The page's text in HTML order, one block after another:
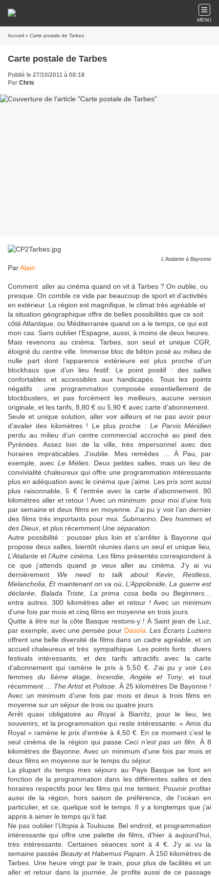
MENU
Accueil » Carte postale de Tarbes
Carte postale de Tarbes
Publié le 27/10/2011 à 08:18
Par Chris
L'Atalante à Bayonne
ParAlain
Comment aller au cinéma quand on vit à Tarbes ? On oublie, ou
presque. On comble ce vide par beaucoup de sport et d’activités
en extérieur. La région est magnifique, le climat très agréable et
la situation géographique offre de belles possibilités que ce soit
côté Atlantique, ou Méditerranée quand on a le temps, ce qui est
mon cas. Sans oublier l’Espagne, aussi, à moins de deux heures.
Mais revenons au cinéma. Tarbes, son seul et unique CGR,
éloigné du centre ville. Immense bloc de bêton posé au milieu de
nulle part dont l’apparence extérieure est plus proche d’un
blockhaus que d’un lieu festif. Le point positif : des salles
confortables et accessibles aux handicapés. Tous les points
négatifs : une programmation composée essentiellement de
blockbusters, et pas forcément les meilleurs, aucune version
originale, et les tarifs, 8,80 € ou 5,90 € avec carte d’abonnement.
Seule et unique solution, aller voir ailleurs et ne pas avoir peur
d’avaler des kilomètres ! Le plus proche :Le Parvis Méridien
perdu au milieu d’un centre commercial accroché au pied des
Pyrénées. Assez loin de la ville, très impersonnel avec des
horaires impraticables. J’oublie. Mes remèdes … À Pau, par
exemple, avec Le Mélies . Deux petites salles, mais un lieu de
convivialité chaleureux qui offre une programmation intéressante
plus en adéquation avec le cinéma que j’aime. Les prix sont aussi
plus raisonnable, 5 € l’entrée avec la carte d’abonnement. 80
kilomètres aller et retour ! Avec un minimum pour moi d’une fois
par semaine et deux films en moyenne. J’ai pu y voir l’an dernier
des films très importants pour moi. Submarino,Des hommes et
des Dieux , et plus récemment Une séparation
Autre possibilité : pousser plus loin et s’arrêter à Bayonne qui
propose deux salles, bientôt réunies dans un seul et unique lieu
L’Atalante etl’Autre cinéma . Les films présentés correspondent à
ce que j’attends quand je veux aller au cinéma. J’y ai vu
dernièrement We need to talk about Kevin ,Restless
Melancholia ,Et maintenant on va où,L’Appolonide ,La guerre est
déclarée
Balada Triste La prima cosa bella ou Beginners
entre autres. 300 kilomètres aller et retour ! Avec un minimum
d’une fois par mois et cinq films en moyenne en trois jours.
Quitte à être sur la côte Basque restons-y ! À Saint jean de Luz,
par exemple, avec une pensée pour Dasola .Les Écrans Luziens
offrent une belle diversité de films dans un cadre agréable, et un
accueil chaleureux et très
sympathique. Les points forts : divers
festivals intéressants, et des tarifs attractifs avec la carte
d’abonnement qui ramène le prix à 5,50 €. J’ai pu y voir Les
femmes du 6ème étage ,Incendie Angèle et Tony, et tout
récemment … The ArtistetPolisse . À 25 kilomètres De Bayonne !
Avec un minimum d’une fois par mois et deux à trois films en
moyenne sur un séjour de trois ou quatre jours.
Arrêt quasi obligatoire auRoyalà Biarritz, pour le lieu, les
souvenirs, et la programmation qui reste intéressante. « Amis du
Royal » ramène le prix d’entrée à 4,50 €. En ce moment c’est le
seul cinéma de la région qui passeCeci n’est pas un film.
À 8
kilomètres de Bayonne. Avec un minimum d’une fois par mois et
deux films en moyenne sur le temps du séjour.
La plupart du temps mes séjours au Pays Basque se font en
fonction de la programmation dans les différentes salles et des
horaires respectifs pour les films qui me tentent. Pouvoir profiter
aussi de la région, hors saison de préférence, de l’océan en
particulier, et ce, quelque soit le temps. Il y a longtemps que j’ai
appris à aimer le temps qu’il fait.
Ne pas oublier l’Utopia à Toulouse. Bel endroit, et programmation
intéressante qui offre une palette de films, d’hier à aujourd’hui,
très intéressante. Certaines séances sont à 4 €. J’y ai vu la
semaine passée Beautyet Habemus Papam . À 150 kilomètres de
Tarbes. Une heure vingt par le train, pour plus de facilités et un
aller et retour dans la journée. Je profite aussi de ce passage